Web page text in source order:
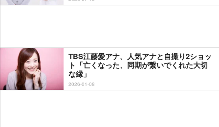
TBS江藤愛アナ、人気アナと自撮り2ショッ
ト「亡くなった、同期が繋いでくれた大切
な縁」
2026-01-08